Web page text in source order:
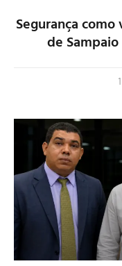
Segurança
de